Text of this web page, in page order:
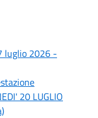
luglio 2026 -
20 LUGLIO